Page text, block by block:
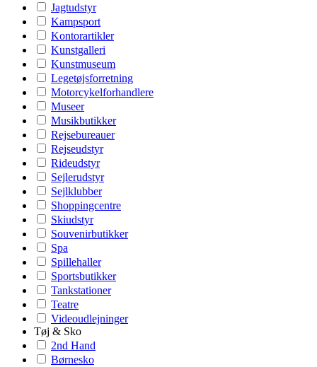
Jagtudstyr
Kampsport
Kontorartikler
Kunstgalleri
Kunstmuseum
Legetøjsforretning
Motorcykelforhandlere
Museer
Musikbutikker
Rejsebureauer
Rejseudstyr
Rideudstyr
Sejlerudstyr
Sejlklubber
Shoppingcentre
Skiudstyr
Souvenirbutikker
Spa
Spillehaller
Sportsbutikker
Tankstationer
Teatre
Videoudlejninger
Tøj & Sko
2nd Hand
Børnesko